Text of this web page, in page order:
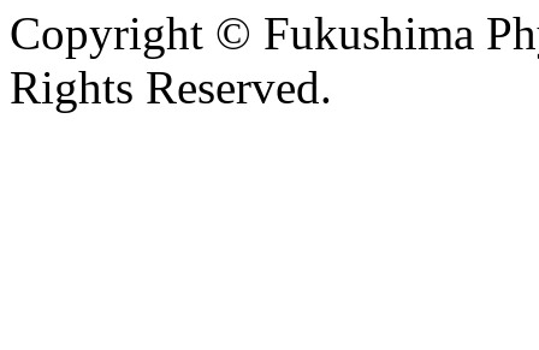
Copyright © Fukushima
Rights Reserved.